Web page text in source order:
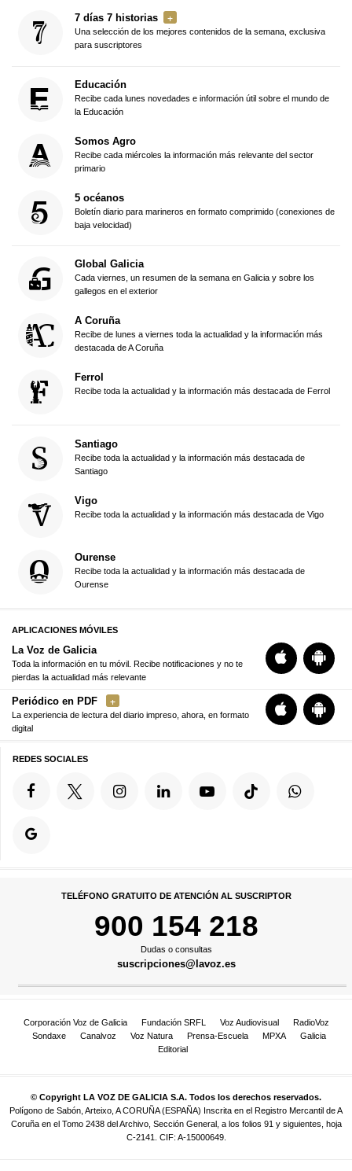
7 días 7 historias
Una selección de los mejores contenidos de la semana, exclusiva
para suscriptores
Educación
Recibe cada lunes novedades e información útil sobre el mundo de
la Educación
Somos Agro
Recibe cada miércoles la información más relevante del sector
primario
5 océanos
Boletín diario para marineros en formato comprimido (conexiones de
baja velocidad)
Global Galicia
Cada viernes, un resumen de la semana en Galicia y sobre los
gallegos en el exterior
A Coruña
Recibe de lunes a viernes toda la actualidad y la información más
destacada de A Coruña
Ferrol
Recibe toda la actualidad y la información más destacada de Ferrol
Santiago
Recibe toda la actualidad y la información más destacada de
Santiago
Vigo
Recibe toda la actualidad y la información más destacada de Vigo
Ourense
Recibe toda la actualidad y la información más destacada de
Ourense
APLICACIONES MÓVILES
La Voz de Galicia
Toda la información en tu móvil. Recibe notificaciones y no te
pierdas la actualidad más relevante
Periódico en PDF
La experiencia de lectura del diario impreso, ahora, en formato
digital
REDES SOCIALES
TELÉFONO GRATUITO DE ATENCIÓN AL SUSCRIPTOR
900 154 218
Dudas o consultas
suscripciones@lavoz.es
Corporación Voz de Galicia Fundación SRFL Voz Audiovisual
RadioVoz
Sondaxe
Canalvoz Voz Natura Prensa-Escuela MPXA
Galicia
Editorial
© Copyright LA VOZ DE GALICIA S.A. Todos los derechos reservados.
Polígono de Sabón, Arteixo, A CORUÑA (ESPAÑA) Inscrita en el Registro Mercantil de A
Coruña en el Tomo 2438 del Archivo, Sección General, a los folios 91 y siguientes, hoja
C-2141. CIF: A-15000649.